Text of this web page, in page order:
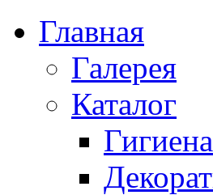
Главная
Галерея
Каталог
Гигиена